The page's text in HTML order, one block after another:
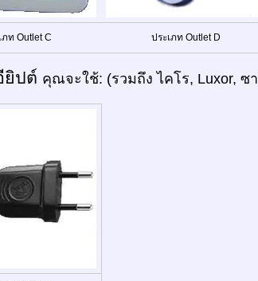
ภท Outlet C ประเภท Outlet D
ยิปต์ คุณจะใช้: (รวมถึง ไคโร, Luxor, ซ